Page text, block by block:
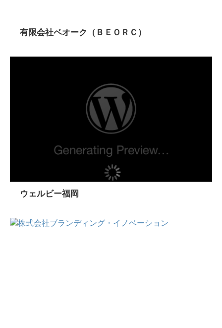
有限会社ベオーク（ＢＥＯＲＣ）
ウェルビー福岡